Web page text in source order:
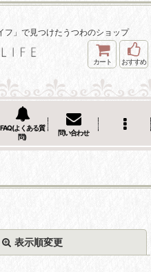
フ」で見つけたうつわのショップ
カート おすすめ
FAQ(よくある質
問)
問い合わせ
表示順変更